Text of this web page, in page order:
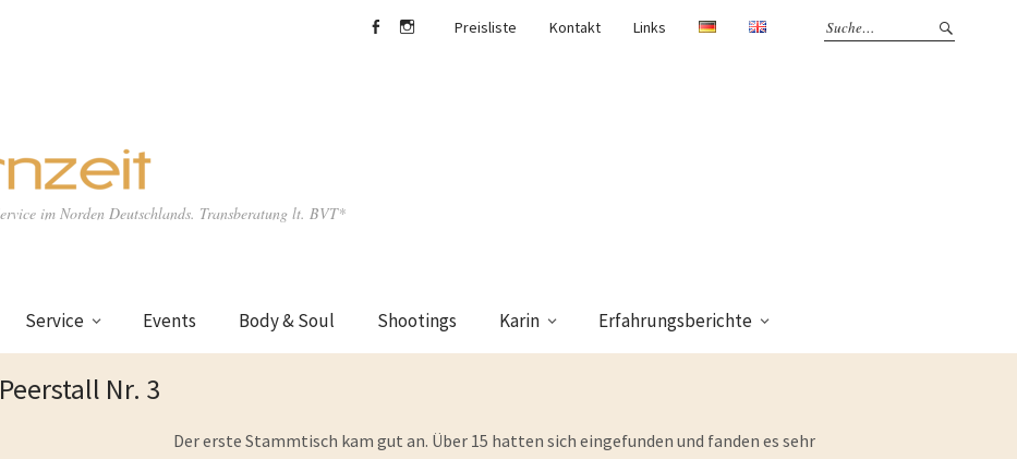
Preisliste Kontakt Links
im Norden Deutschlands. Transberatung lt. BVT*
Service Events Body & Soul Shootings Karin Erfahrungsberichte
Nr. 3
Der erste Stammtisch kam gut an. Über 15 hatten sich eingefunden und fanden es sehr